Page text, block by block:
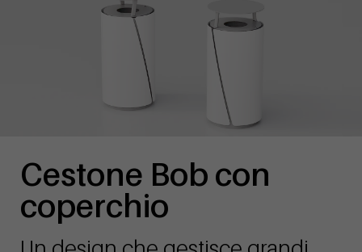
Cestone Bob con
coperchio